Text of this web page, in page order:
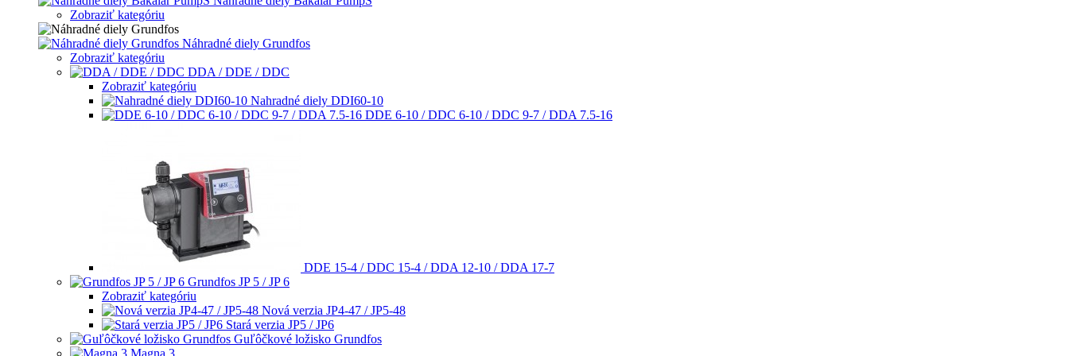
Zobraziť kategóriu
Náhradné diely Grundfos
Zobraziť kategóriu
DDA / DDE / DDC
Zobraziť kategóriu
Nahradné diely DDI60-10
DDE 6-10 / DDC 6-10 / DDC 9-7 / DDA 7.5-16
DDE 15-4 / DDC 15-4 / DDA 12-10 / DDA 17-7
Grundfos JP 5 / JP 6
Zobraziť kategóriu
Nová verzia JP4-47 / JP5-48
Stará verzia JP5 / JP6
Guľôčkové ložisko Grundfos
Magna 3